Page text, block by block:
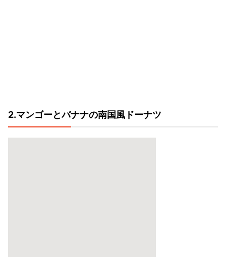
2.マンゴーとバナナの南国風ドーナツ